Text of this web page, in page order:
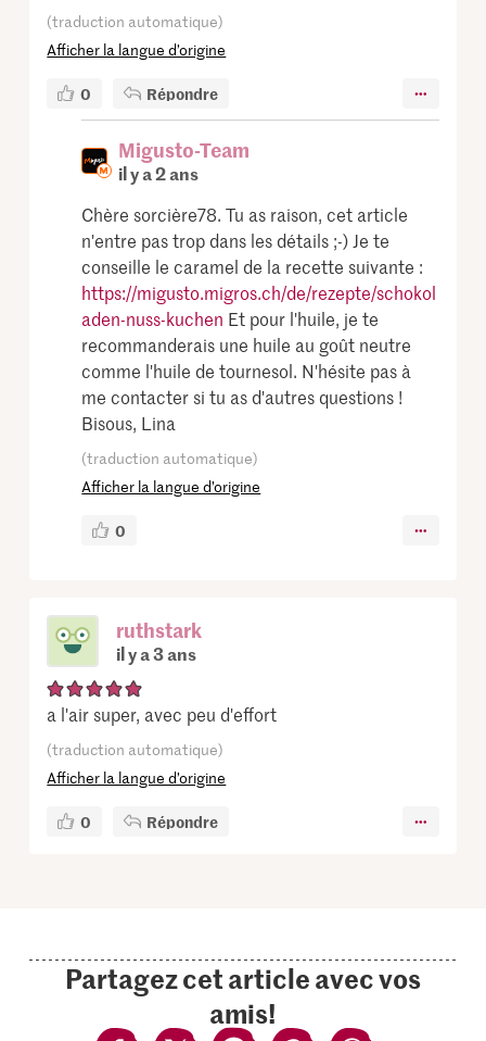
(traduction automatique)
Afficher la langue d’origine
0 Répondre
Migusto-Team
il y a 2 ans
Chère sorcière78. Tu as raison, cet article
n'entre pas trop dans les détails ;-) Je te
conseille le caramel de la recette suivante :
https://migusto.migros.ch/de/rezepte/schokol
aden-nuss-kuchen Et pour l'huile, je te
recommanderais une huile au goût neutre
comme l'huile de tournesol. N'hésite pas à
me contacter si tu as d'autres questions !
Bisous, Lina
(traduction automatique)
Afficher la langue d’origine
0
ruthstark
il y a 3 ans
a l'air super, avec peu d'effort
(traduction automatique)
Afficher la langue d’origine
0 Répondre
Partagez cet article avec vos
amis!